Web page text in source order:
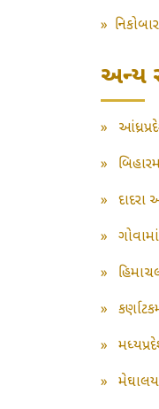
»
અન્ય
»
»
»
»
»
»
»
»